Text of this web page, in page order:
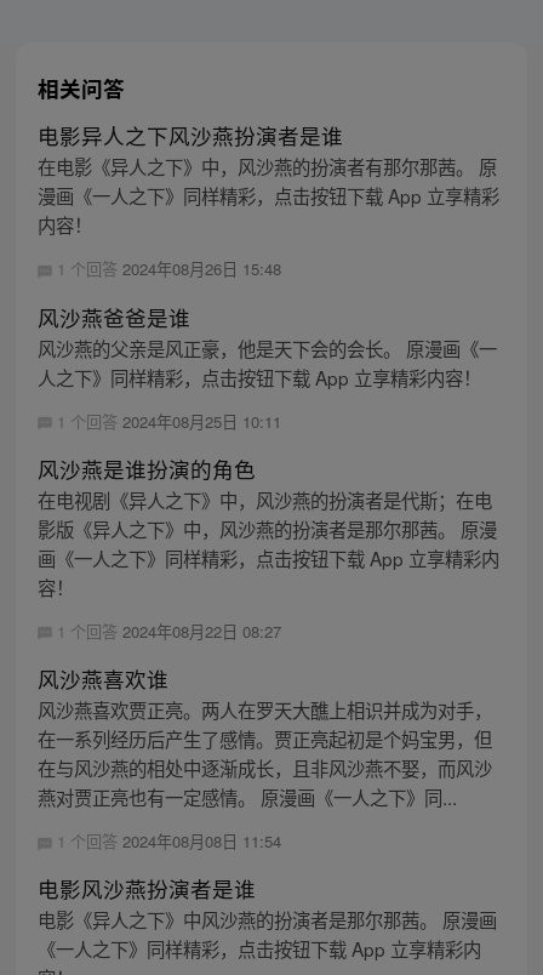
相关问答
电影异人之下风沙燕扮演者是谁
在电影《异人之下》中，风沙燕的扮演者有那尔那茜。 原
漫画《一人之下》同样精彩，点击按钮下载 App 立享精彩
内容！
1 个回答 2024年08月26日 15:48
风沙燕爸爸是谁
风沙燕的父亲是风正豪，他是天下会的会长。 原漫画《一
人之下》同样精彩，点击按钮下载 App 立享精彩内容！
1 个回答 2024年08月25日 10:11
风沙燕是谁扮演的角色
在电视剧《异人之下》中，风沙燕的扮演者是代斯；在电
影版《异人之下》中，风沙燕的扮演者是那尔那茜。 原漫
画《一人之下》同样精彩，点击按钮下载 App 立享精彩内
容！
1 个回答 2024年08月22日 08:27
风沙燕喜欢谁
风沙燕喜欢贾正亮。两人在罗天大醮上相识并成为对手，
在一系列经历后产生了感情。贾正亮起初是个妈宝男，但
在与风沙燕的相处中逐渐成长，且非风沙燕不娶，而风沙
燕对贾正亮也有一定感情。 原漫画《一人之下》同...
1 个回答 2024年08月08日 11:54
电影风沙燕扮演者是谁
电影《异人之下》中风沙燕的扮演者是那尔那茜。 原漫画
《一人之下》同样精彩，点击按钮下载 App 立享精彩内